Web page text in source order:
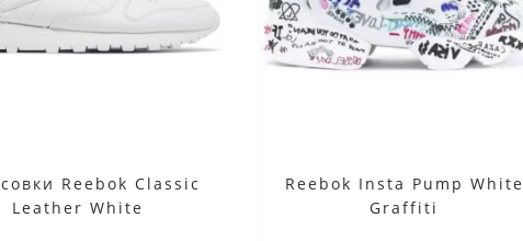
Reebok Classic
Leather White
Reebok Insta Pump White
Graffiti